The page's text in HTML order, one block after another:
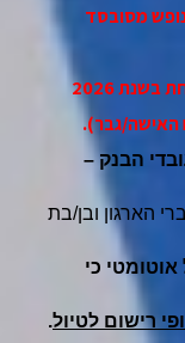
מסובסד
* חבר/ת ארגון זכאי לסבסוד נופש פעם אחת בשנת 2026
האישה/גבר).
הבנק –
06.09.2026 – לחברי הארגון ובן/בת
אוטומטי כי
רישום לטיול.